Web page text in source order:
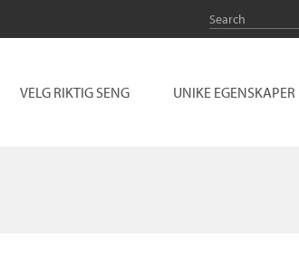
VELG RIKTIG SENG UNIKE EGENSKAPER